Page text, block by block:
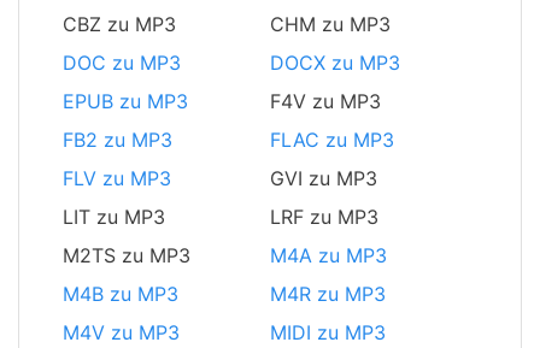
CBZ zu MP3
CHM zu MP3
DOC zu MP3
DOCX zu MP3
EPUB zu MP3
F4V zu MP3
FB2 zu MP3
FLAC zu MP3
FLV zu MP3
GVI zu MP3
LIT zu MP3
LRF zu MP3
M2TS zu MP3
M4A zu MP3
M4B zu MP3
M4R zu MP3
M4V zu MP3
MIDI zu MP3